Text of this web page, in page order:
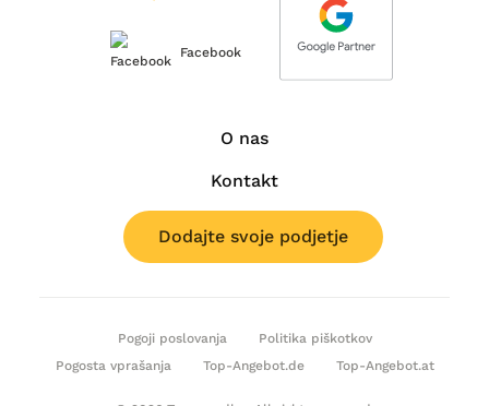
Facebook
O nas
Kontakt
Dodajte svoje podjetje
Pogoji poslovanja
Politika piškotkov
Pogosta vprašanja
Top-Angebot.de Top-Angebot.at